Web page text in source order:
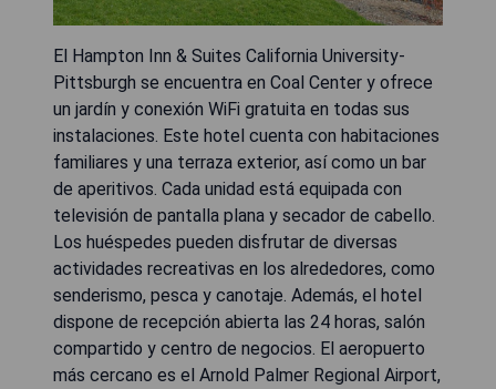
El Hampton Inn & Suites California University-
Pittsburgh se encuentra en Coal Center y ofrece
un jardín y conexión WiFi gratuita en todas sus
instalaciones. Este hotel cuenta con habitaciones
familiares y una terraza exterior, así como un bar
de aperitivos. Cada unidad está equipada con
televisión de pantalla plana y secador de cabello.
Los huéspedes pueden disfrutar de diversas
actividades recreativas en los alrededores, como
senderismo, pesca y canotaje. Además, el hotel
dispone de recepción abierta las 24 horas, salón
compartido y centro de negocios. El aeropuerto
más cercano es el Arnold Palmer Regional Airport,